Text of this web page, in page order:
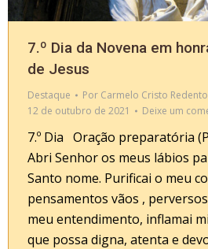
7.º Dia da Novena em
de Jesus
Destaque Por Carmelo Cristo
12 de outubro de 2021
Deixe um
7.º Dia Oração preparatória
Abri Senhor os meus lábios
Santo nome. Purificai o meu
pensamentos vãos ,
meu entendimento, inflamai
que possa digna, atenta e